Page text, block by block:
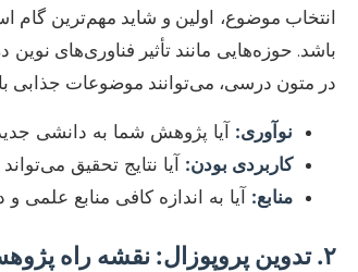
انتخاب موضوع، اولین و شاید مهم‌ترین
باشد. حوزه‌هایی مانند تأثیر فناوری‌های
در متون درسی، می‌توانند موضوعات جذابی
نوآوری: آیا پژوهش شما به دانشی
کاربردی بودن: آیا نتایج تحقیق
منابع: آیا به اندازه کافی منابع
۲. تدوین پروپوزال: نقشه راه پژوهش